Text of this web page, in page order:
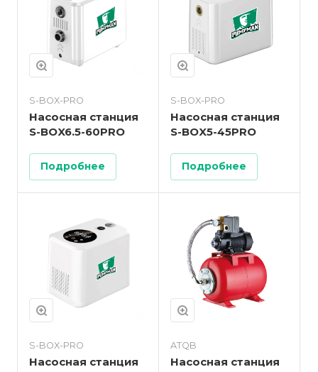
S-BOX-PRO
Насосная станция
S-BOX6.5-60PRO
Подробнее
S-BOX-PRO
Насосная станция
S-BOX5-45PRO
Подробнее
S-BOX-PRO
Насосная станция
ATQB
Насосная станция